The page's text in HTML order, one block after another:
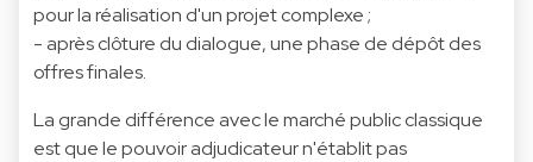
pour la réalisation d'un projet complexe ;
- après clôture du dialogue, une phase de dépôt des
offres finales.
La grande différence avec le marché public classique
est que le pouvoir adjudicateur n'établit pas